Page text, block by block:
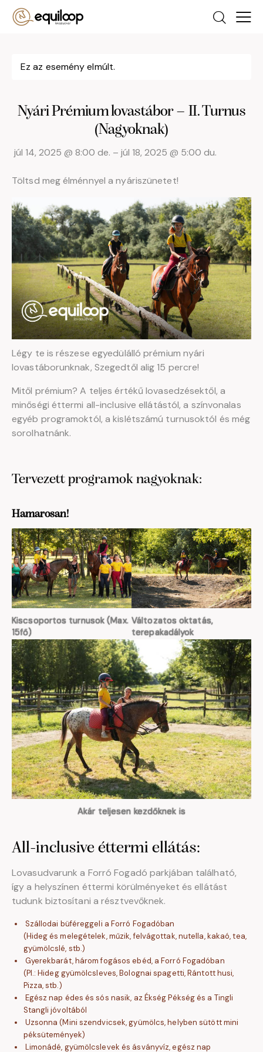
Ez az esemény elmúlt.
Nyári Prémium lovastábor – II. Turnus
(Nagyoknak)
júl 14, 2025 @ 8:00 de. – júl 18, 2025 @ 5:00 du.
Töltsd meg élménnyel a nyáriszünetet!
Légy te is részese egyedülálló prémium nyári
lovastáborunknak, Szegedtől alig 15 percre!
Mitől prémium? A teljes értékű lovasedzésektől, a
minőségi éttermi all-inclusive ellátástól, a színvonalas
egyéb programoktól, a kislétszámú turnusoktól és még
sorolhatnánk.
Tervezett programok nagyoknak:
Hamarosan!
Kiscsoportos turnusok (Max.
15fő)
Változatos oktatás,
terepakadályok
Akár teljesen kezdőknek is
All-inclusive éttermi ellátás:
Lovasudvarunk a Forró Fogadó parkjában található,
így a helyszínen éttermi körülményeket és ellátást
tudunk biztosítani a résztvevőknek.
Szállodai büféreggeli a Forró Fogadóban
(Hideg és melegételek, műzik, felvágottak, nutella, kakaó, tea,
gyümölcslé, stb.)
Gyerekbarát, három fogásos ebéd, a Forró Fogadóban
(Pl.: Hideg gyümölcsleves, Bolognai spagetti, Rántott husi,
Pizza, stb.)
Egész nap édes és sós nasik, az Ékség Pékség és a Tingli
Stangli jóvoltából
Uzsonna (Mini szendvicsek, gyümölcs, helyben sütött mini
péksütemények)
Limonádé, gyümölcslevek és ásványvíz, egész nap